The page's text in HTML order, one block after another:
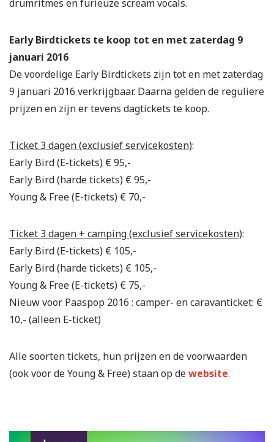
drumritmes en furieuze scream vocals.
Early Birdtickets te koop tot en met zaterdag 9
januari 2016
De voordelige Early Birdtickets zijn tot en met zaterdag
9 januari 2016 verkrijgbaar. Daarna gelden de reguliere
prijzen en zijn er tevens dagtickets te koop.
Ticket 3 dagen (exclusief servicekosten):
Early Bird (E-tickets) € 95,-
Early Bird (harde tickets) € 95,-
Young & Free (E-tickets) € 70,-
Ticket 3 dagen + camping (exclusief servicekosten):
Early Bird (E-tickets) € 105,-
Early Bird (harde tickets) € 105,-
Young & Free (E-tickets) € 75,-
Nieuw voor Paaspop 2016 : camper- en caravanticket: €
10,- (alleen E-ticket)
Alle soorten tickets, hun prijzen en de voorwaarden
(ook voor de Young & Free) staan op dewebsite.